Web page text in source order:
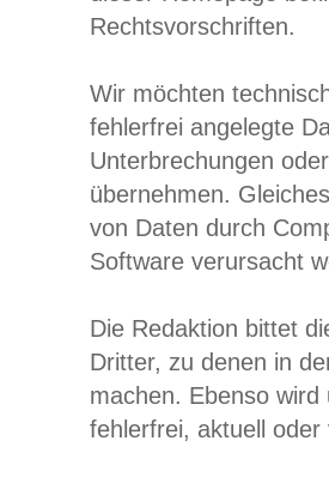
Rechtsvorschriften.
Wir möchten
fehlerfrei angelegte
Unterbrechungen
übernehmen.
von Daten durch
Software verursacht
Die Redaktion bittet
Dritter, zu denen in
machen. Ebenso
fehlerfrei, aktuell oder